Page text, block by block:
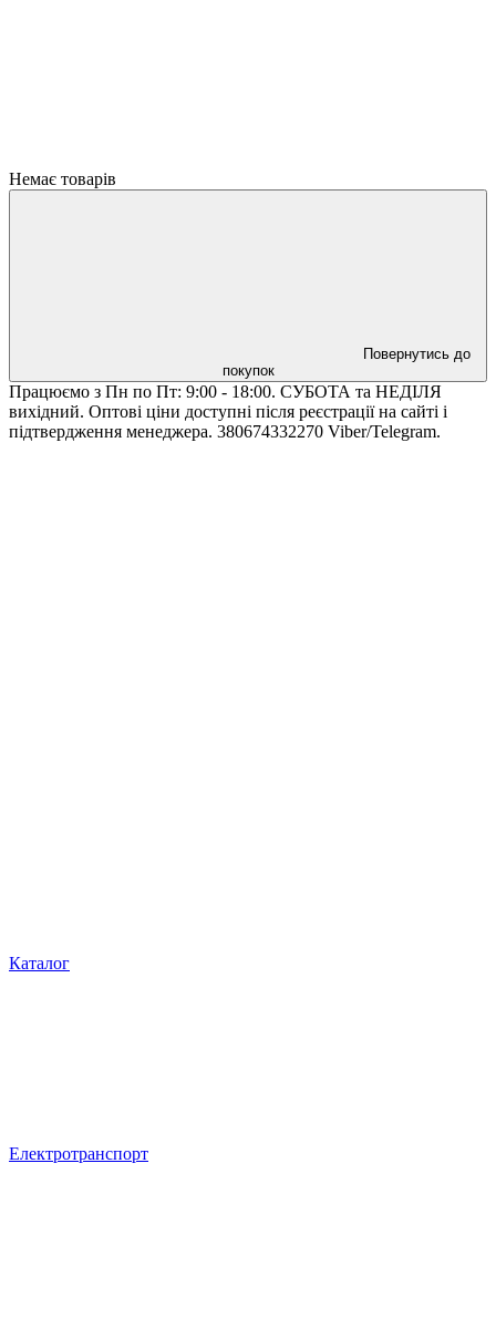
Немає товарів
Повернутись до
покупок
Працюємо з Пн по Пт: 9:00 - 18:00. СУБОТА та НЕДІЛЯ
вихідний. Оптові ціни доступні після реєстрації на сайті і
підтвердження менеджера. 380674332270 Viber/Telegram.
Каталог
Електротранспорт